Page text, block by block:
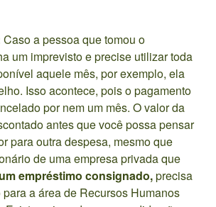
Caso a pessoa que tomou o
um imprevisto e precise utilizar toda
aquele mês, por exemplo, ela
Isso acontece, pois o pagamento
por nem um mês. O valor da
antes que você possa pensar
para outra despesa, mesmo que
de uma empresa privada que
empréstimo consignado,precisa
a área de Recursos Humanos